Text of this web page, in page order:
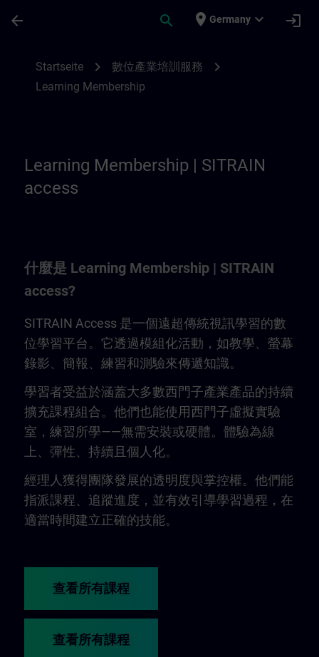
arrow_back search place Germany expand_more login
Startseite chevron_right 數位產業培訓服務 chevron_right
Learning Membership
Learning Membership | SITRAIN
access
什麼是 Learning Membership | SITRAIN
access?
SITRAIN Access 是一個遠超傳統視訊學習的數
位學習平台。它透過模組化活動，如教學、螢幕
錄影、簡報、練習和測驗來傳遞知識。
學習者受益於涵蓋大多數西門子產業產品的持續
擴充課程組合。他們也能使用西門子虛擬實驗
室，練習所學——無需安裝或硬體。體驗為線
上、彈性、持續且個人化。
經理人獲得團隊發展的透明度與掌控權。他們能
指派課程、追蹤進度，並有效引導學習過程，在
適當時間建立正確的技能。
查看所有課程
查看所有課程